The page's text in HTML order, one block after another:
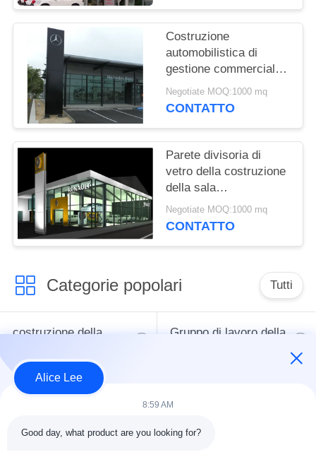
Costruzione
automobilistica di
gestione commerciale
della costruzione
Q235B della sala
portata 36.6m
Negotiate MOQ:1000 mq
CONTATTO
Parete divisoria di
vetro della costruzione
della sala
d'esposizione
dell'automobile della
Negotiate MOQ:1000 mq
CONTATTO
Categorie popolari Tutti
costruzione della
Gruppo di lavoro della
costruzioni edili
Alice Lee
8:59 AM
Good day, what product are you looking for?